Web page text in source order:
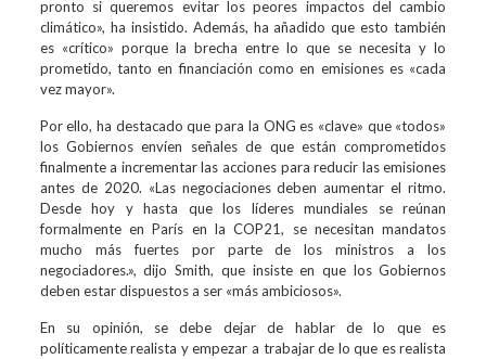
pronto si queremos evitar los peores impactos del cambio
climático», ha insistido. Además, ha añadido que esto también
es «crítico» porque la brecha entre lo que se necesita y lo
prometido, tanto en financiación como en emisiones es «cada
vez mayor».
Por ello, ha destacado que para la ONG es «clave» que «todos»
los Gobiernos envíen señales de que están comprometidos
finalmente a incrementar las acciones para reducir las emisiones
antes de 2020. «Las negociaciones deben aumentar el ritmo.
Desde hoy y hasta que los líderes mundiales se reúnan
formalmente en París en la COP21, se necesitan mandatos
mucho más fuertes por parte de los ministros a los
negociadores.», dijo Smith, que insiste en que los Gobiernos
deben estar dispuestos a ser «más ambiciosos».
En su opinión, se debe dejar de hablar de lo que es
políticamente realista y empezar a trabajar de lo que es realista